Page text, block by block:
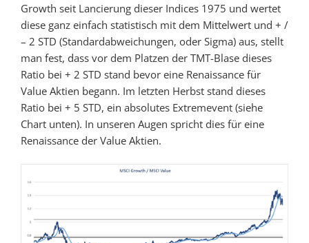
Growth seit Lancierung dieser Indices 1975 und wertet
diese ganz einfach statistisch mit dem Mittelwert und + /
– 2 STD (Standardabweichungen, oder Sigma) aus, stellt
man fest, dass vor dem Platzen der TMT-Blase dieses
Ratio bei + 2 STD stand bevor eine Renaissance für
Value Aktien begann. Im letzten Herbst stand dieses
Ratio bei + 5 STD, ein absolutes Extremevent (siehe
Chart unten). In unseren Augen spricht dies für eine
Renaissance der Value Aktien.